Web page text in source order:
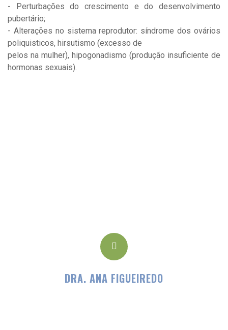
- Perturbações do crescimento e do desenvolvimento
pubertário;
- Alterações no sistema reprodutor: síndrome dos ovários
poliquisticos, hirsutismo (excesso de
pelos na mulher), hipogonadismo (produção insuficiente de
hormonas sexuais).
DRA. ANA FIGUEIREDO